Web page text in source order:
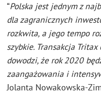
“Polska jest jednym z
dla zagranicznych
rozkwita, a jego tempo
szybkie. Transakcja
dowodzi, że rok 2020
zaangażowania i
Jolanta Nowakowska-